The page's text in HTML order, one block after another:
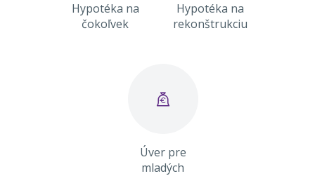
Hypotéka na
čokoľvek
Hypotéka na
rekonštrukciu
Úver pre
mladých